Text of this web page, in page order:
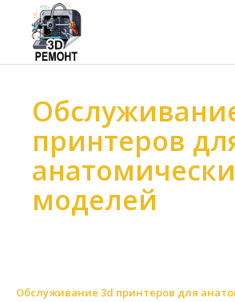
принтеров
моделей
Обслуживание 3d принтеров для